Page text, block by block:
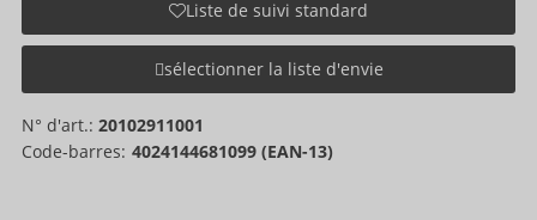
Liste de suivi standard
sélectionner la liste d'envie
N° d'art.: 20102911001
Code-barres: 4024144681099 (EAN-13)